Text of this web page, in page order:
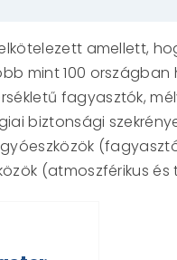
elkötelezett amellett,
mint 100
fagyasztók,
biztonsági
(atmoszférikus